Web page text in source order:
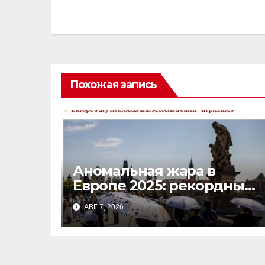
по
записям
Похожая запись
Аномальная жара в
Европе 2025: рекордные
температуры, засуха и
рост смертности
АВГ 7, 2026